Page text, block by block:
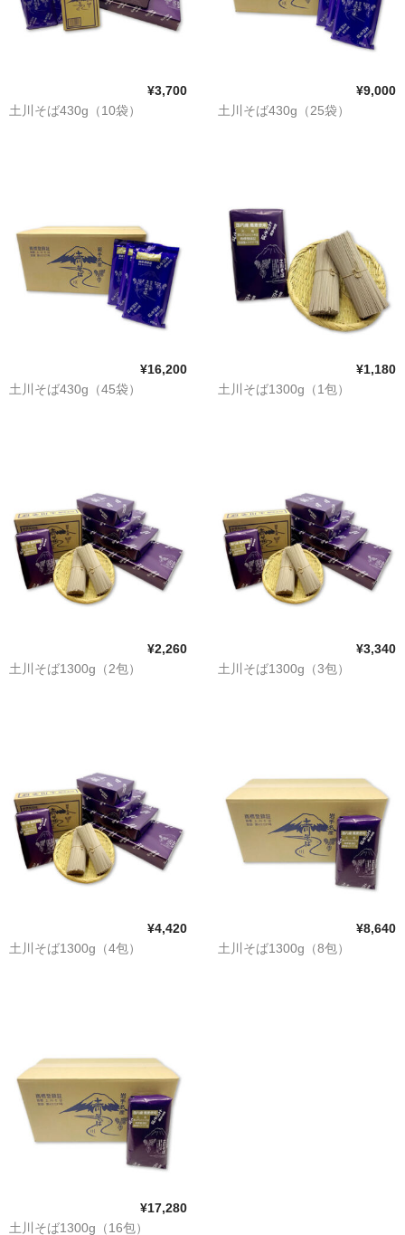
¥3,700
土川そば430g（10袋）
¥9,000
土川そば430g（25袋）
¥16,200
土川そば430g（45袋）
¥1,180
土川そば1300g（1包）
¥2,260
土川そば1300g（2包）
¥3,340
土川そば1300g（3包）
¥4,420
土川そば1300g（4包）
¥8,640
土川そば1300g（8包）
¥17,280
土川そば1300g（16包）